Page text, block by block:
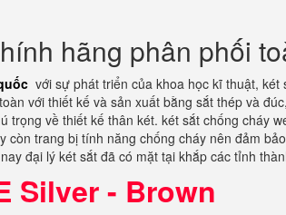
hãng phân phối
với sự phát triển của khoa học kĩ thuật,
với thiết kế và sản xuất bằng sắt thép và
trọng về thiết kế thân két. két sắt chống cháy
trang bị tính năng chống cháy nên đảm
đại lý két sắt đã có mặt tại khắp các tỉnh
Silver - Brown